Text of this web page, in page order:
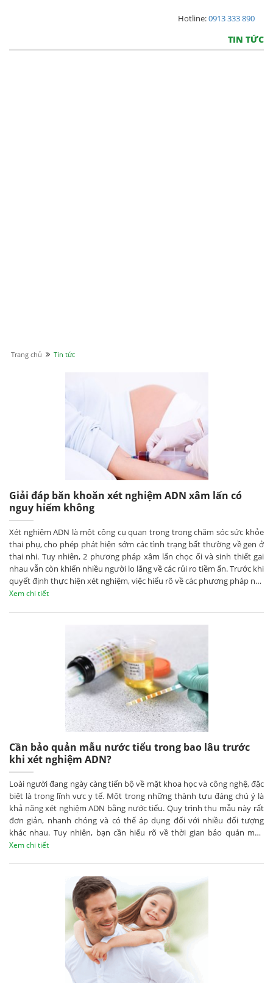
Hotline:0913 333 890
TIN TỨC
Trang chủ Tin tức
Giải đáp băn khoăn xét nghiệm ADN xâm lấn có
nguy hiểm không
Xét nghiệm ADN là một công cụ quan trọng trong chăm sóc sức khỏe
thai phụ, cho phép phát hiện sớm các tình trạng bất thường về gen ở
thai nhi. Tuy nhiên, 2 phương pháp xâm lấn chọc ối và sinh thiết gai
nhau vẫn còn khiến nhiều người lo lắng về các rủi ro tiềm ẩn. Trước khi
quyết định thực hiện xét nghiệm, việc hiểu rõ về các phương pháp này
là vô cùng quan trọng, giúp thai phụ đưa ra quyết định sáng suốt
Xem chi tiết
Cần bảo quản mẫu nước tiểu trong bao lâu trước
khi xét nghiệm ADN?
Loài người đang ngày càng tiến bộ về mặt khoa học và công nghệ, đặc
biệt là trong lĩnh vực y tế. Một trong những thành tựu đáng chú ý là
khả năng xét nghiệm ADN bằng nước tiểu. Quy trình thu mẫu này rất
đơn giản, nhanh chóng và có thể áp dụng đối với nhiều đối tượng
khác nhau. Tuy nhiên, bạn cần hiểu rõ về thời gian bảo quản mẫu
phẩm cần thiết để đảm bảo kết quả xét nghiệm chính xác nhất.
Xem chi tiết